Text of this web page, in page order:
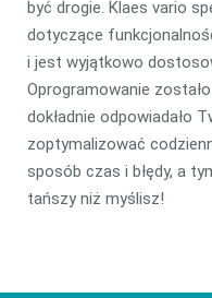
być drogie. Klaes vario
dotyczące
i jest wyjątkowo
Oprogramowanie
dokładnie odpowiadało
zoptymalizować
sposób czas i błędy, a
tańszy niż myślisz!